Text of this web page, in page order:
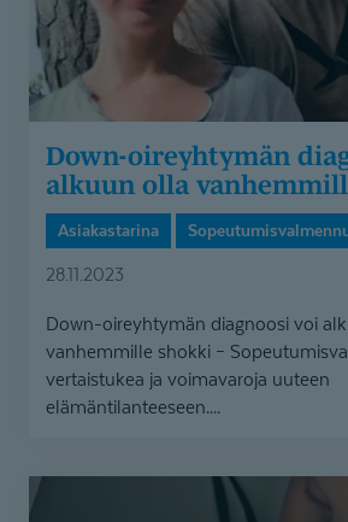
shokki
Down-oireyhtymän diagnoosi voi
alkuun olla
Asiakastarina
28.11.2023
Down-oireyhtymän diagnoosi voi
vanhemmille shokki –
vertaistukea ja voimavaroja uuteen
elämäntilanteeseen....
Diagnoosi